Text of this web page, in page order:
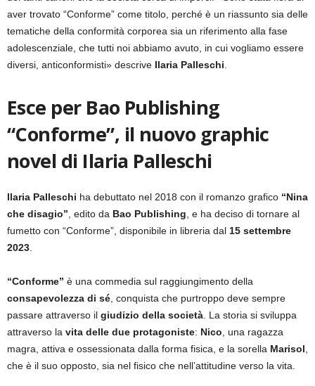
aver trovato “Conforme” come titolo, perché è un riassunto sia delle
tematiche della conformità corporea sia un riferimento alla fase
adolescenziale, che tutti noi abbiamo avuto, in cui vogliamo essere
diversi, anticonformisti» descrive Ilaria Palleschi.
Esce per Bao Publishing
“Conforme”, il nuovo graphic
novel di Ilaria Palleschi
Ilaria Palleschi ha debuttato nel 2018 con il romanzo grafico “Nina
che disagio”, edito da Bao Publishing, e ha deciso di tornare al
fumetto con “Conforme”, disponibile in libreria dal 15 settembre
2023.
“Conforme” è una commedia sul raggiungimento della
consapevolezza di sé, conquista che purtroppo deve sempre
passare attraverso il giudizio della società. La storia si sviluppa
attraverso la vita delle due protagoniste: Nico, una ragazza
magra, attiva e ossessionata dalla forma fisica, e la sorella Marisol,
che è il suo opposto, sia nel fisico che nell’attitudine verso la vita.